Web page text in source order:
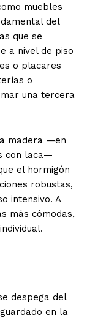
muebles
del
que se
a nivel de piso
o placares
o
una tercera
madera —en
con laca—
el hormigón
robustas,
intensivo. A
más cómodas,
despega del
en la